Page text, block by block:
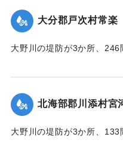
｜固有コード: 002680202
大分郡戸次村常楽
大野川の堤防が3か所、
｜固有コード: 002680204
北海部郡川添村宮
大野川の堤防が3か所、